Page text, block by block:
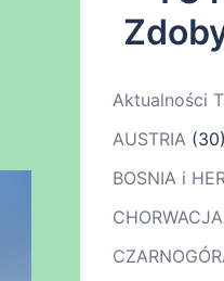
Aktualności
AUSTRIA(30)
BOSNIA i
CHORWACJA